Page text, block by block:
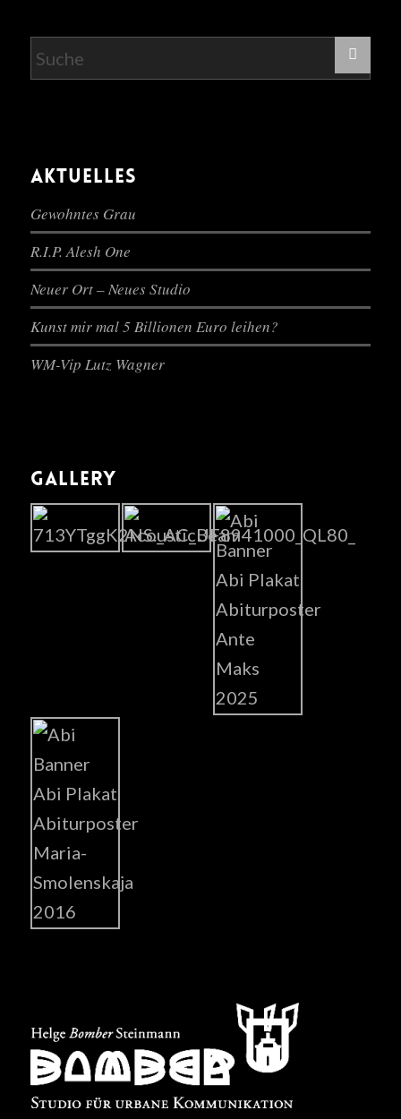
AKTUELLES
Gewohntes Grau
R.I.P. Alesh One
Neuer Ort – Neues Studio
Kunst mir mal 5 Billionen Euro leihen?
WM-Vip Lutz Wagner
GALLERY